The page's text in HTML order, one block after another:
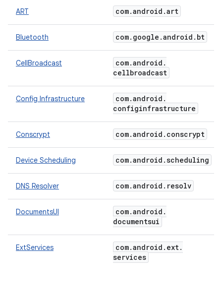
ART com.android .art
Bluetooth com. google .android . bt
CellBroadcast com.android .
cellbroadcast
Config Infrastructure com.android .
configinfrastructure
Conscrypt com.android . conscrypt
Device Scheduling com.android .scheduling
DNS Resolver com.android . resolv
DocumentsUI com.android .
documentsui
ExtServices com.android . ext.
services